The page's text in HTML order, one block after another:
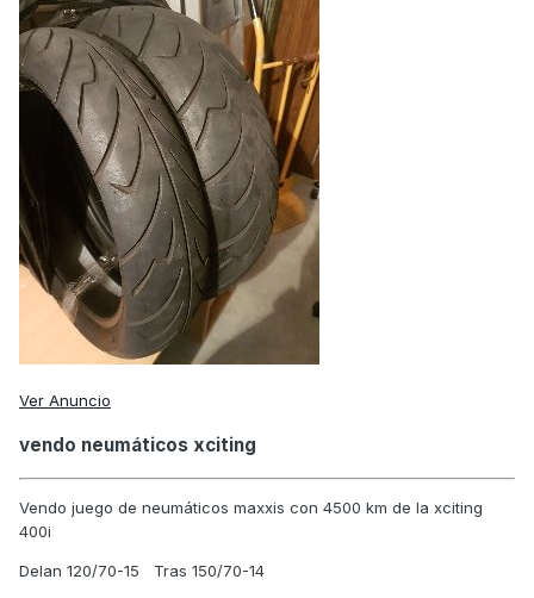
Ver Anuncio
vendo neumáticos xciting
Vendo juego de neumáticos maxxis con 4500 km de la xciting
400i
Delan 120/70-15 Tras 150/70-14